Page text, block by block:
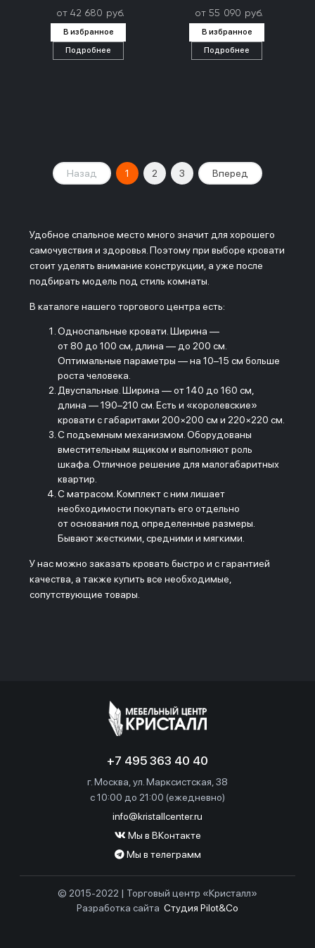
от 42 680 руб.
В избранное
Подробнее
от 55 090 руб.
В избранное
Подробнее
Назад 1 2 3 Вперед
Удобное спальное место много значит для хорошего
самочувствия и здоровья. Поэтому при выборе кровати
стоит уделять внимание конструкции, а уже после
подбирать модель под стиль комнаты.
В каталоге нашего торгового центра есть:
Односпальные кровати. Ширина —
от 80 до 100 см, длина — до 200 см.
Оптимальные параметры — на 10–15 см больше
роста человека.
Двуспальные. Ширина — от 140 до 160 см,
длина —190–210 см. Есть и «королевские»
кровати с габаритами 200×200 см и 220×220 см.
С подъемным механизмом. Оборудованы
вместительным ящиком и выполняют роль
шкафа. Отличное решение для малогабаритных
квартир.
С матрасом. Комплект с ним лишает
необходимости покупать его отдельно
от основания под определенные размеры.
Бывают жесткими, средними и мягкими.
У нас можно заказать кровать быстро и с гарантией
качества, а также купить все необходимые,
сопутствующие товары.
+7 495 363 40 40
г. Москва, ул. Марксистская, 38
c 10:00 до 21:00 (ежедневно)
info@kristallcenter.ru
Мы в ВКонтакте
Мы в телеграмм
© 2015-2022 | Торговый центр «Кристалл»
Разработка сайта Студия Pilot&Co